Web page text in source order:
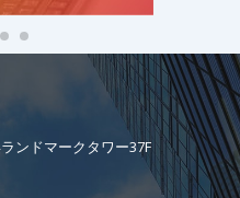
ンドマークタワー37F